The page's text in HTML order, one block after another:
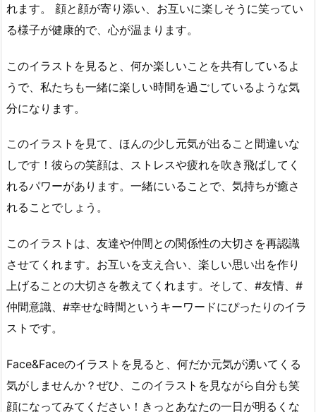
れます。 顔と顔が寄り添い、お互いに楽しそうに笑ってい
る様子が健康的で、心が温まります。
このイラストを見ると、何か楽しいことを共有しているよ
うで、私たちも一緒に楽しい時間を過ごしているような気
分になります。
このイラストを見て、ほんの少し元気が出ること間違いな
しです！彼らの笑顔は、ストレスや疲れを吹き飛ばしてく
れるパワーがあります。一緒にいることで、気持ちが癒さ
れることでしょう。
このイラストは、友達や仲間との関係性の大切さを再認識
させてくれます。お互いを支え合い、楽しい思い出を作り
上げることの大切さを教えてくれます。そして、#友情、#
仲間意識、#幸せな時間というキーワードにぴったりのイラ
ストです。
Face&Faceのイラストを見ると、何だか元気が湧いてくる
気がしませんか？ぜひ、このイラストを見ながら自分も笑
顔になってみてください！きっとあなたの一日が明るくな